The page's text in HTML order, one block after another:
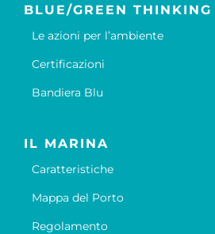
BLUE/GREEN THINKING
Le azioni per l’ambiente
Certificazioni
Bandiera Blu
IL MARINA
Caratteristiche
Mappa del Porto
Regolamento